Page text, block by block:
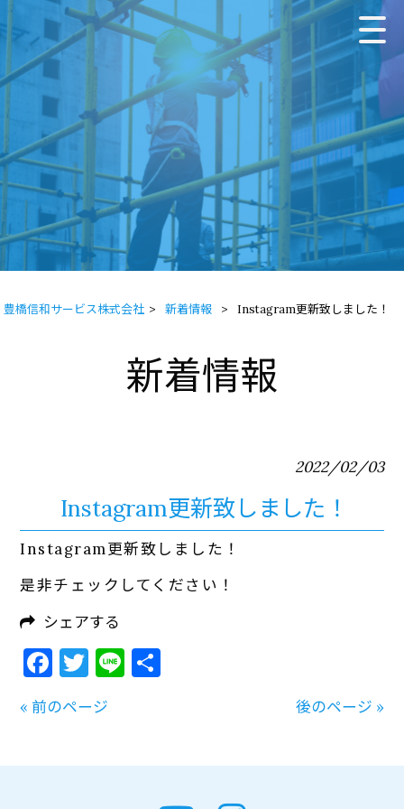
豊橋信和サービス株式会社 > 新着情報 > Instagram更新致しました！
新着情報
2022/02/03
Instagram更新致しました！
Instagram更新致しました！
是非チェックしてください！
シェアする
Facebook
Twitter
Line
« 前のページ 後のページ »